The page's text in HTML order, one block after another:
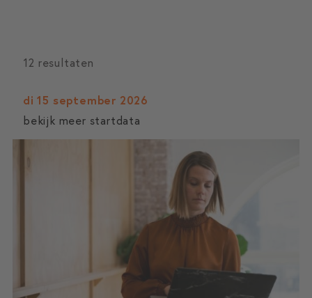
12 resultaten
di 15 september 2026
bekijk meer startdata